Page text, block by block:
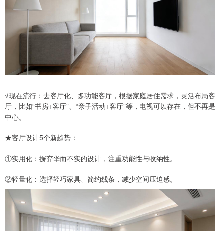
√现在流行：去客厅化、多功能客厅，根据家庭居住需求，灵活布局客
厅，比如“书房+客厅”、“亲子活动+客厅”等，电视可以存在，但不再是
中心。
★客厅设计5个新趋势：
①实用化：摒弃华而不实的设计，注重功能性与收纳性。
②轻量化：选择轻巧家具、简约线条，减少空间压迫感。